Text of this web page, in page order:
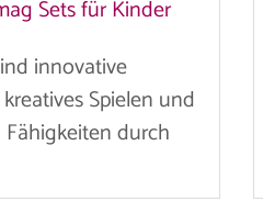
Sets für Kinder
innovative
Spielen und
Fähigkeiten durch